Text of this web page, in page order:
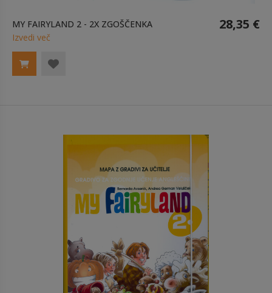
MY FAIRYLAND 2 - 2X ZGOŠČENKA 28,35 €
Izvedi več